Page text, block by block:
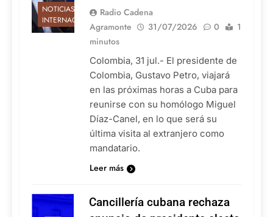
NOTICIAS
INTERNACIONALES
Radio Cadena
Agramonte
31/07/2026 0
1
minutos
Colombia, 31 jul.- El presidente de
Colombia, Gustavo Petro, viajará
en las próximas horas a Cuba para
reunirse con su homólogo Miguel
Díaz-Canel, en lo que será su
última visita al extranjero como
mandatario.
Leer más
Cancillería cubana rechaza